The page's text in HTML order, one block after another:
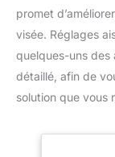
promet
visée. Réglages
quelques-uns des
détaillé, afin de
solution que vous